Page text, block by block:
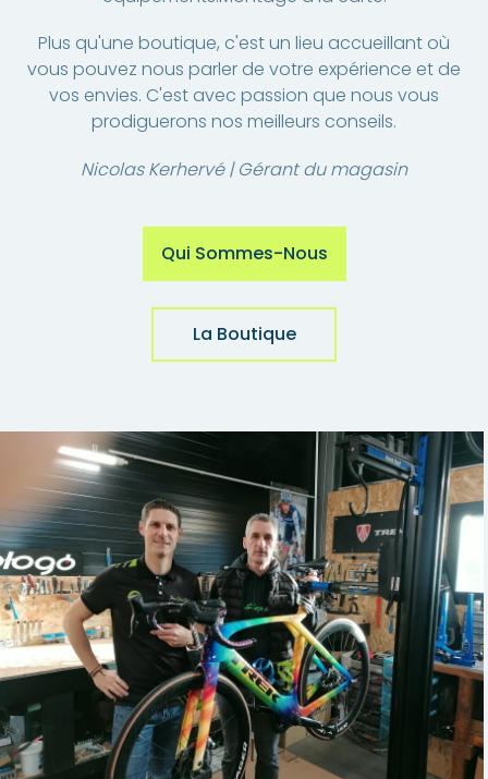
Plus qu'une boutique, c'est un lieu accueillant où
vous pouvez nous parler de votre expérience et de
vos envies. C'est avec passion que nous vous
prodiguerons nos meilleurs conseils.
Nicolas Kerhervé | Gérant du magasin
Qui Sommes-Nous
La Boutique